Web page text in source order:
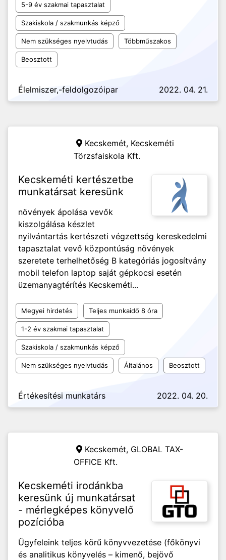
5-9 év szakmai tapasztalat
Szakiskola / szakmunkás képző
Nem szükséges nyelvtudás Többműszakos
Beosztott
Élelmiszer,-feldolgozóipar 2022. 04. 21.
Kecskemét, Kecskeméti
Törzsfaiskola Kft.
Kecskeméti kertészetbe
munkatársat keresünk
növények ápolása vevők
kiszolgálása készlet
nyilvántartás kertészeti végzettség kereskedelmi
tapasztalat vevő központúság növények
szeretete terhelhetőség B kategóriás jogosítvány
mobil telefon laptop saját gépkocsi esetén
üzemanyagtérítés Kecskeméti...
Megyei hirdetés Teljes munkaidő 8 óra
1-2 év szakmai tapasztalat
Szakiskola / szakmunkás képző
Nem szükséges nyelvtudás Általános Beosztott
Értékesítési munkatárs 2022. 04. 20.
Kecskemét, GLOBAL TAX-
OFFICE Kft.
Kecskeméti irodánkba
keresünk új munkatársat
- mérlegképes könyvelő
pozícióba
Ügyfeleink teljes körű könyvvezetése (főkönyvi
és analitikus könyvelés – kimenő, bejövő